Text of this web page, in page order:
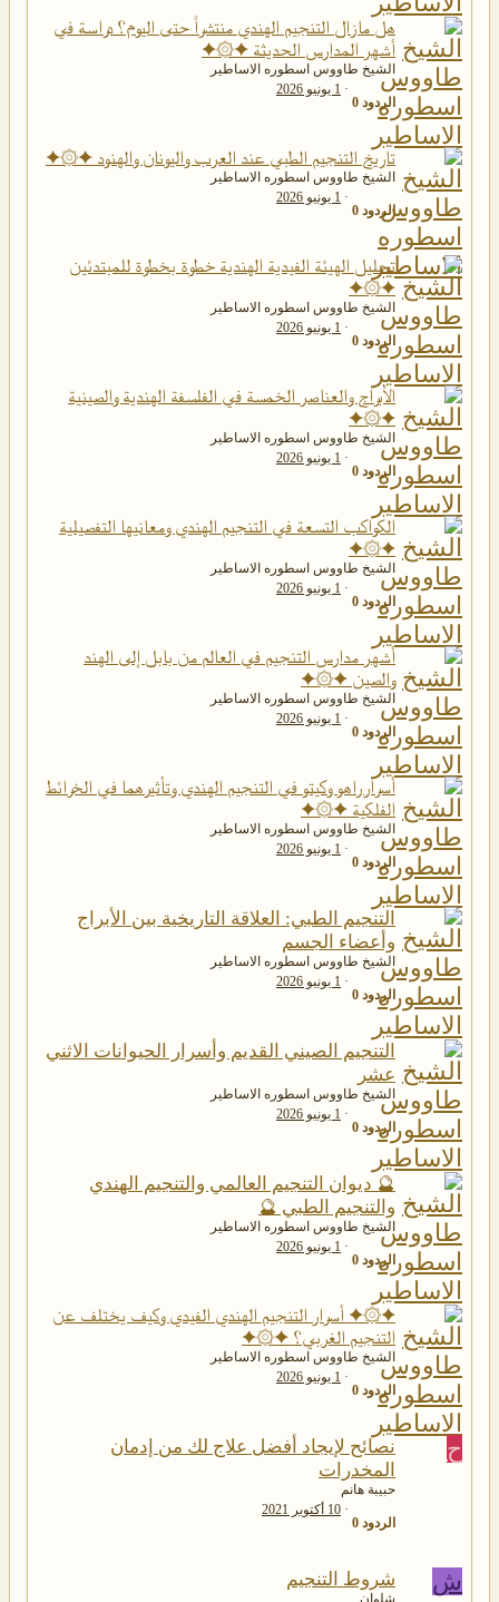
هل ما زال التنجيم الهندي منتشراً حتى اليوم؟ دراسة في
أشهر المدارس الحديثة ✦۞✦
الشيخ طاووس اسطوره الاساطير
الردود 0
1 يونيو 2026
تاريخ التنجيم الطبي عند العرب واليونان والهنود ✦۞✦
الشيخ طاووس اسطوره الاساطير
الردود 0
1 يونيو 2026
تحليل الهيئة الفيدية الهندية خطوة بخطوة للمبتدئين
✦۞✦
الشيخ طاووس اسطوره الاساطير
الردود 0
1 يونيو 2026
الأبراج والعناصر الخمسة في الفلسفة الهندية والصينية
✦۞✦
الشيخ طاووس اسطوره الاساطير
الردود 0
1 يونيو 2026
الكواكب التسعة في التنجيم الهندي ومعانيها التفصيلية
✦۞✦
الشيخ طاووس اسطوره الاساطير
الردود 0
1 يونيو 2026
أشهر مدارس التنجيم في العالم من بابل إلى الهند
والصين ✦۞✦
الشيخ طاووس اسطوره الاساطير
الردود 0
1 يونيو 2026
أسرار راهو وكيتو في التنجيم الهندي وتأثيرهما في الخرائط
الفلكية ✦۞✦
الشيخ طاووس اسطوره الاساطير
الردود 0
1 يونيو 2026
التنجيم الطبي: العلاقة التاريخية بين الأبراج
وأعضاء الجسم
الشيخ طاووس اسطوره الاساطير
الردود 0
1 يونيو 2026
التنجيم الصيني القديم وأسرار الحيوانات الاثني
عشر
الشيخ طاووس اسطوره الاساطير
الردود 0
1 يونيو 2026
🔮 ديوان التنجيم العالمي والتنجيم الهندي
والتنجيم الطبي 🔮
الشيخ طاووس اسطوره الاساطير
الردود 0
1 يونيو 2026
✦۞✦ أسرار التنجيم الهندي الفيدي وكيف يختلف عن
التنجيم الغربي؟ ✦۞✦
الشيخ طاووس اسطوره الاساطير
الردود 0
1 يونيو 2026
ح
نصائح لإيجاد أفضل علاج لك من إدمان
المخدرات
حبيبة هانم
الردود 0
10 أكتوبر 2021
ش شروط التنجيم
شلوان